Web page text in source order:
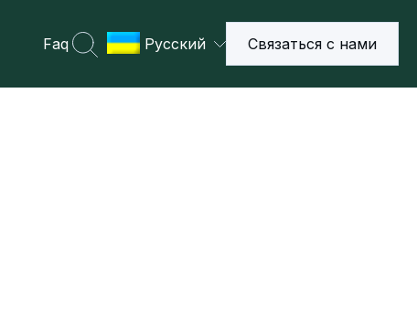
Faq Русский Связаться с нами